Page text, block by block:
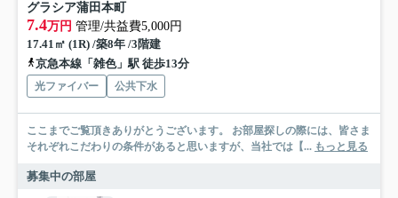
グラシア蒲田本町
7.4万円 管理/共益費5,000円
17.41㎡ (1R) /築8年 /3階建
京急本線「雑色」駅 徒歩13分
光ファイバー 公共下水
ここまでご覧頂きありがとうございます。 お部屋探しの際には、皆さま
それぞれこだわりの条件があると思いますが、当社では【... もっと見る
募集中の部屋